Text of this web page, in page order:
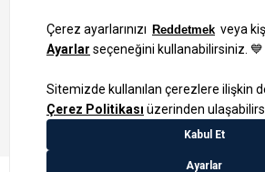
Bilgi Toplum Hizmetleri
KVKK Veri İşleme Politikamız